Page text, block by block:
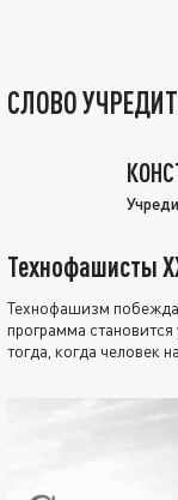
СЛОВО
Технофашисты
Технофашизм
программа
тогда, когда человек